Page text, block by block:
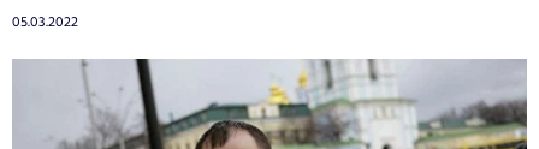
05.03.2022